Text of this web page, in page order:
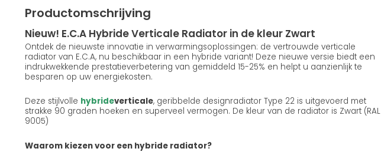
Productomschrijving
Nieuw! E.C.A Hybride Verticale Radiator in de kleur Zwart
Ontdek de nieuwste innovatie in verwarmingsoplossingen: de vertrouwde verticale
radiator van E.C.A, nu beschikbaar in een hybride variant! Deze nieuwe versie biedt een
indrukwekkende prestatieverbetering van gemiddeld 15-25% en helpt u aanzienlijk te
besparen op uw energiekosten.
Deze stijlvolle hybrideverticale, geribbelde designradiator Type 22 is uitgevoerd met
strakke 90 graden hoeken en superveel vermogen. De kleur van de radiator is Zwart (RAL
9005)
Waarom kiezen voor een hybride radiator?